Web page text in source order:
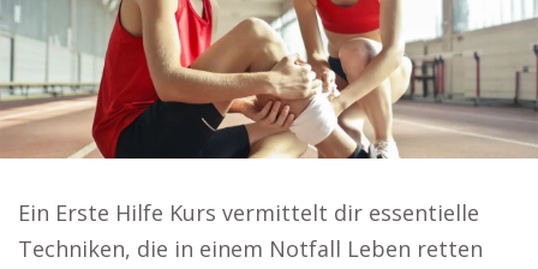
Ein Erste Hilfe Kurs vermittelt dir essentielle
Techniken, die in einem Notfall Leben retten